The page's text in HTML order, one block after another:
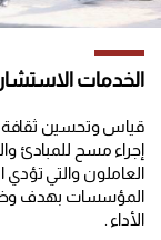
الخدمات
قياس وتحسين ثقافة
إجراء مسح للمبادئ
العاملون والتي تؤدي
المؤسسات بهدف
الأداء .